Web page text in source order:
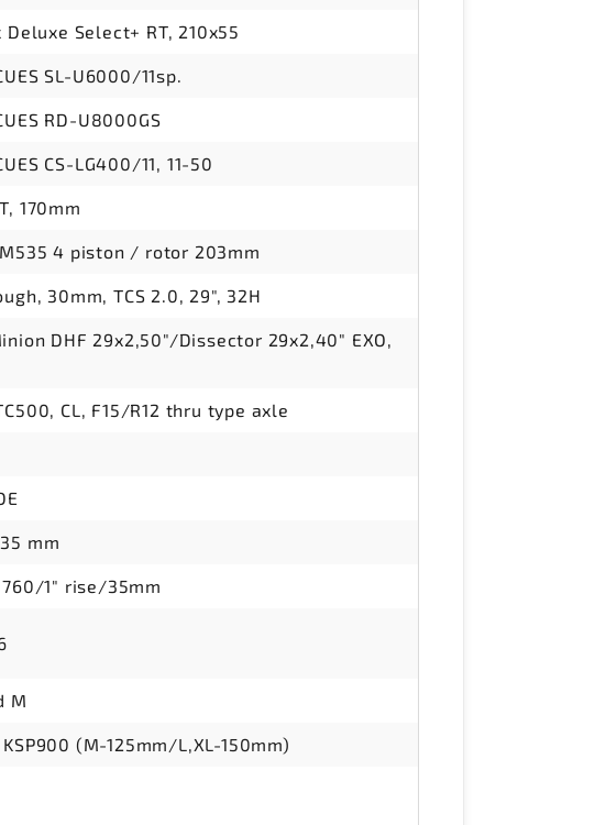
Deluxe Select+ RT, 210x55
SL-U6000/11sp.
RD-U8000GS
CS-LG400/11, 11-50
170mm
4 piston / rotor 203mm
30mm, TCS 2.0, 29", 32H
DHF 29x2,50"/Dissector 29x2,40" EXO,
CL, F15/R12 thru type axle
mm
760/1" rise/35mm
M
KSP900 (M-125mm/L,XL-150mm)